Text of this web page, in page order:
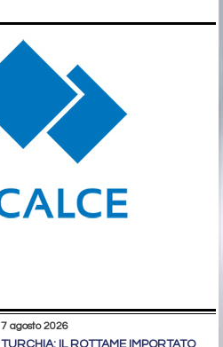
7 agosto 2026
TURCHIA: IL ROTTAME IMPORTATO